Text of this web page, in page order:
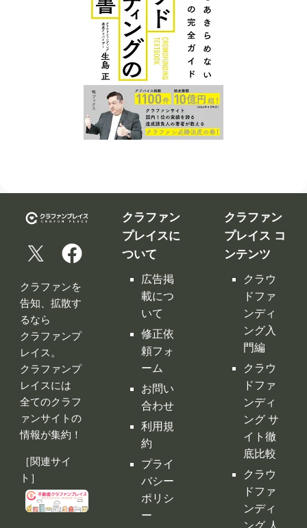
告知、拡散す
クラファンプ
クラファンプ
全てのクラフ
ァンサイトの
情報が集約！
［関連サイ
ト］
クラファン
プレイスに
ついて
修正依
頼フォ
ーム
お問い
合わせ
利用規
約
プライ
バシー
ポリシ
ー
特定商
取引法
に基づ
く表示
運営会
社
ング入
門編
クラウ
ドファ
ンディ
ング サ
イト徹
底比較
クラウ
ドファ
ンディ
ング 人
気サイ
トラン
クラウ
ドファ
ンディ